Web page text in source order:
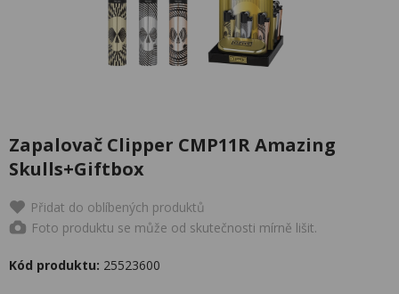
Zapalovač Clipper CMP11R Amazing
Skulls+Giftbox
Přidat do oblíbených produktů
Foto produktu se může od skutečnosti mírně lišit.
Kód produktu: 25523600